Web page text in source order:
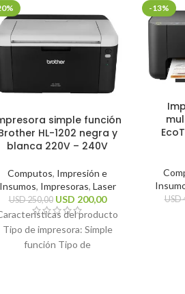
simple función
HL-1202 negra y
blanca 220V – 240V
Computos, Impresión e
Insumos, Impresoras, Laser
USD250,00 USD 200,00
del producto
Tipo de impresora: Simple
función Tipo de
-13%
USD